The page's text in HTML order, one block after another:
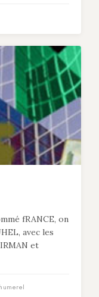
fRANCE, on
avec les
et